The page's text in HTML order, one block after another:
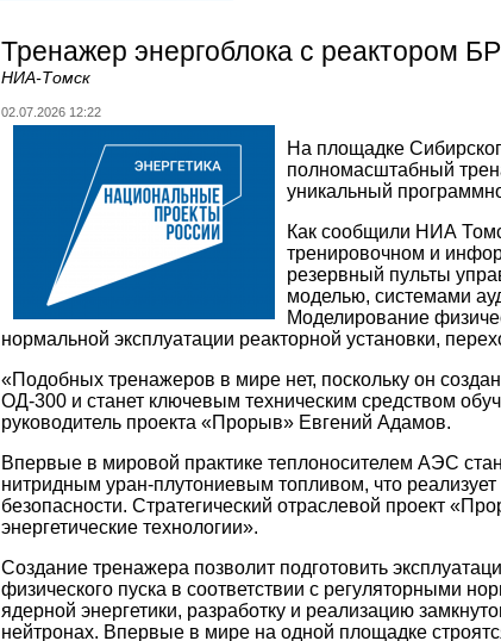
Тренажер энергоблока с реактором
НИА-Томск
02.07.2026 12:22
На площадке
полномасштабный
уникальный
Как сообщили НИА
тренировочном и
резервный пульты
моделью, системами
Моделирование
нормальной эксплуатации реакторной установки,
«Подобных тренажеров в мире нет, поскольку он
ОД-300 и станет ключевым техническим средством
руководитель проекта «Прорыв» Евгений Адамов.
Впервые в мировой практике теплоносителем АЭС
нитридным уран-плутониевым топливом, что
безопасности. Стратегический отраслевой проект
энергетические технологии».
Создание тренажера позволит подготовить
физического пуска в соответствии с регуляторными
ядерной энергетики, разработку и реализацию
нейтронах. Впервые в мире на одной площадке